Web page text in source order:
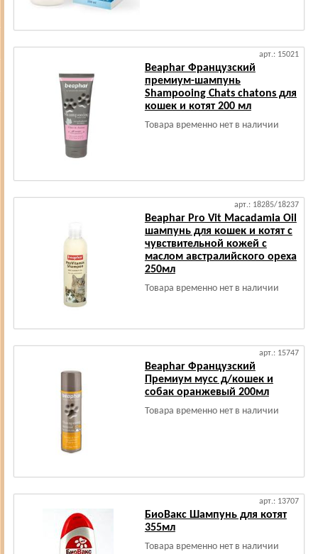
арт.: 15021
Beaphar Французский
премиум-шампунь
Shampooing Chats chatons для
кошек и котят 200 мл
Товара временно нет в наличии
арт.: 18285/18237
Beaphar Pro Vit Macadamia Oil
шампунь для кошек и котят с
чувствительной кожей с
маслом австралийского ореха
250мл
Товара временно нет в наличии
арт.: 15747
Beaphar Французский
Премиум мусс д/кошек и
собак оранжевый 200мл
Товара временно нет в наличии
арт.: 13707
БиоВакс Шампунь для котят
355мл
Товара временно нет в наличии